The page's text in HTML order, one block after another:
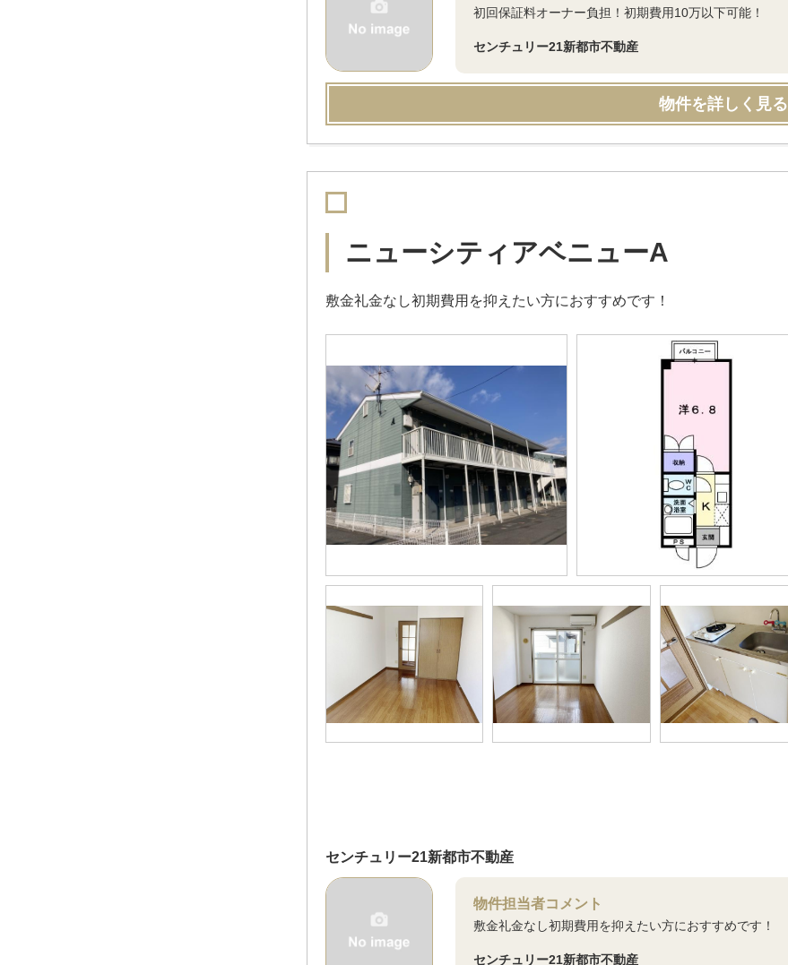
初回保証料オーナー負担！初期費用10万以下可能！
センチュリー21新都市不動産
物件を詳しく見る
ニューシティアベニューA
敷金礼金なし初期費用を抑えたい方におすすめです！
センチュリー21新都市不動産
物件担当者コメント
敷金礼金なし初期費用を抑えたい方におすすめです！
センチュリー21新都市不動産